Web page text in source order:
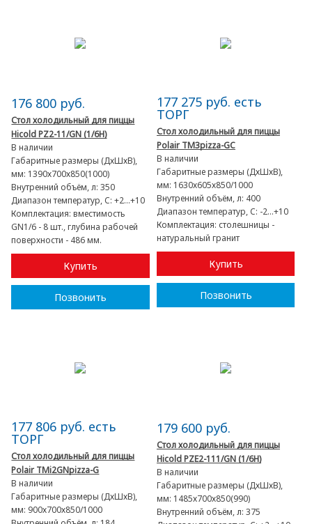
176 800 руб.
Стол холодильный для пиццы
Hicold PZ2-11/GN (1/6H)
В наличии
Габаритные размеры (ДхШхВ),
мм: 1390х700х850(1000)
Внутренний объём, л:350
Диапазон температур, C:+2...+10
Комплектация:вместимость
GN1/6 - 8 шт., глубина рабочей
поверхности - 486 мм.
Купить
Позвонить
177 275 руб. есть
ТОРГ
Стол холодильный для пиццы
Polair TM3pizza-GC
В наличии
Габаритные размеры (ДхШхВ),
мм: 1630х605х850/1000
Внутренний объём, л: 400
Диапазон температур, C: -2...+10
Комплектация: столешницы -
натуральный гранит
Купить
Позвонить
177 806 руб. есть
ТОРГ
Стол холодильный для пиццы
Polair TMi2GNpizza-G
В наличии
Габаритные размеры (ДхШхВ),
мм: 900х700х850/1000
179 600 руб.
Стол холодильный для пиццы
Hicold PZE2-111/GN (1/6H)
В наличии
Габаритные размеры (ДхШхВ),
мм: 1485х700х850(990)
Внутренний объём, л: 375